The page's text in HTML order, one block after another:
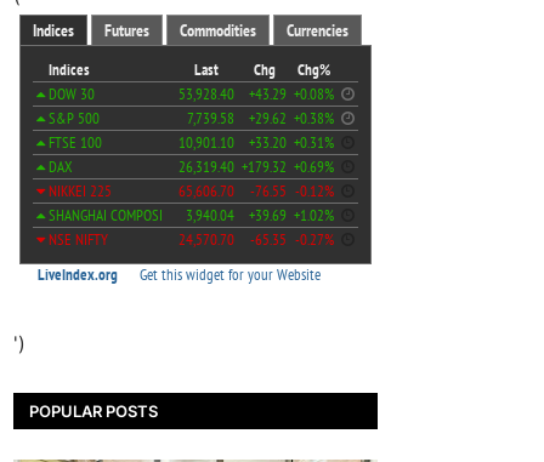
')
POPULAR POSTS